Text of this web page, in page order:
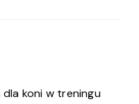
koni w treningu